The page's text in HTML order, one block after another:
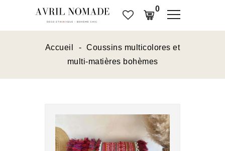
0
Accueil
Coussins multicolores et
multi-matières bohèmes